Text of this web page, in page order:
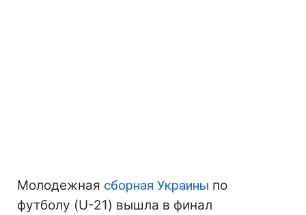
Молодежная сборная Украины по
футболу (U-21) вышла в финал